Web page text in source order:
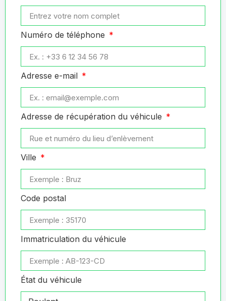
Numéro de téléphone
Adresse e-mail
Adresse de récupération du véhicule
Ville
Code postal
Immatriculation du véhicule
État du véhicule